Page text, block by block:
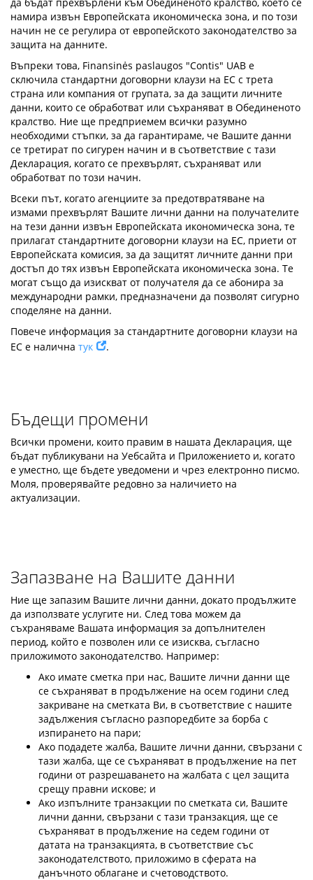
намира извън Европейската икономическа зона, и по този
начин не се регулира от европейското законодателство за
защита на данните.
Въпреки това, Finansinės paslaugos "Contis" UAB е
сключила стандартни договорни клаузи на ЕС с трета
страна или компания от групата, за да защити личните
данни, които се обработват или съхраняват в Обединеното
кралство. Ние ще предприемем всички разумно
необходими стъпки, за да гарантираме, че Вашите данни
се третират по сигурен начин и в съответствие с тази
Декларация, когато се прехвърлят, съхраняват или
обработват по този начин.
Всеки път, когато агенциите за предотвратяване на
измами прехвърлят Вашите лични данни на получателите
на тези данни извън Европейската икономическа зона, те
прилагат стандартните договорни клаузи на ЕС, приети от
Европейската комисия, за да защитят личните данни при
достъп до тях извън Европейската икономическа зона. Те
могат също да изискват от получателя да се абонира за
международни рамки, предназначени да позволят сигурно
споделяне на данни.
Повече информация за стандартните договорни клаузи на
ЕС е налична тук .
Бъдещи промени
Всички промени, които правим в нашата Декларация, ще
бъдат публикувани на Уебсайта и Приложението и, когато
е уместно, ще бъдете уведомени и чрез електронно писмо.
Моля, проверявайте редовно за наличието на
актуализации.
Запазване на Вашите данни
Ние ще запазим Вашите лични данни, докато продължите
да използвате услугите ни. След това можем да
съхраняваме Вашата информация за допълнителен
период, който е позволен или се изисква, съгласно
приложимото законодателство. Например:
Ако имате сметка при нас, Вашите лични данни ще
се съхраняват в продължение на осем години след
закриване на сметката Ви, в съответствие с нашите
задължения съгласно разпоредбите за борба с
изпирането на пари;
Ако подадете жалба, Вашите лични данни, свързани с
тази жалба, ще се съхраняват в продължение на пет
години от разрешаването на жалбата с цел защита
срещу правни искове; и
Ако изпълните транзакции по сметката си, Вашите
лични данни, свързани с тази транзакция, ще се
съхраняват в продължение на седем години от
датата на транзакцията, в съответствие със
законодателството, приложимо в сферата на
данъчното облагане и счетоводството.